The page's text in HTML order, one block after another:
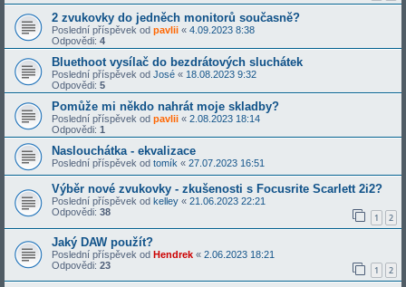
2 zvukovky do jedněch monitorů současně?
Poslední příspěvek od pavlii « 4.09.2023 8:38
Odpovědi: 4
Bluethoot vysílač do bezdrátových sluchátek
Poslední příspěvek od José « 18.08.2023 9:32
Odpovědi: 5
Pomůže mi někdo nahrát moje skladby?
Poslední příspěvek od pavlii « 2.08.2023 18:14
Odpovědi: 1
Naslouchátka - ekvalizace
Poslední příspěvek od tomík « 27.07.2023 16:51
Výběr nové zvukovky - zkušenosti s Focusrite Scarlett 2i2?
Poslední příspěvek od kelley « 21.06.2023 22:21
Odpovědi: 38 1 2
Jaký DAW použít?
Poslední příspěvek od Hendrek « 2.06.2023 18:21
Odpovědi: 23 1 2